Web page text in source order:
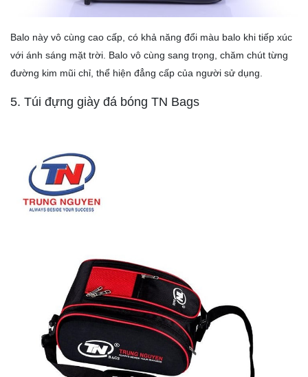
Balo này vô cùng cao cấp, có khả năng đổi màu balo khi tiếp xúc
với ánh sáng mặt trời. Balo vô cùng sang trọng, chăm chút từng
đường kim mũi chỉ, thể hiện đẳng cấp của người sử dụng.
5. Túi đựng giày đá bóng TN Bags